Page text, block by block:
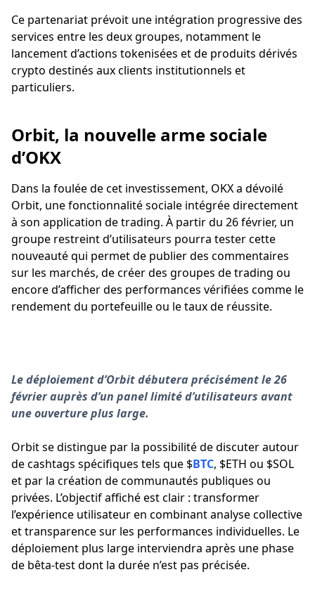
Ce partenariat prévoit une intégration progressive des
services entre les deux groupes, notamment le
lancement d’actions tokenisées et de produits dérivés
crypto destinés aux clients institutionnels et
particuliers.
Orbit, la nouvelle arme sociale
d’OKX
Dans la foulée de cet investissement, OKX a dévoilé
Orbit, une fonctionnalité sociale intégrée directement
à son application de trading. À partir du 26 février, un
groupe restreint d’utilisateurs pourra tester cette
nouveauté qui permet de publier des commentaires
sur les marchés, de créer des groupes de trading ou
encore d’afficher des performances vérifiées comme le
rendement du portefeuille ou le taux de réussite.
Le déploiement d’Orbit débutera précisément le 26
février auprès d’un panel limité d’utilisateurs avant
une ouverture plus large.
Orbit se distingue par la possibilité de discuter autour
de cashtags spécifiques tels que $BTC, $ETH ou $SOL
et par la création de communautés publiques ou
privées. L’objectif affiché est clair : transformer
l’expérience utilisateur en combinant analyse collective
et transparence sur les performances individuelles. Le
déploiement plus large interviendra après une phase
de bêta-test dont la durée n’est pas précisée.